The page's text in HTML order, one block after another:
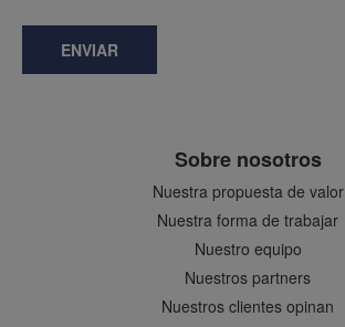
ENVIAR
Sobre nosotros
Nuestra propuesta de valor
Nuestra forma de trabajar
Nuestro equipo
Nuestros partners
Nuestros clientes opinan